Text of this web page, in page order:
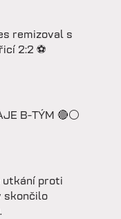
remizoval s
2:2 ⚽️
B-TÝM 🔴⚪️
utkání proti
skončilo